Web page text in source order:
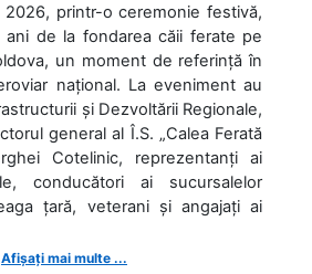
2026, printr-o ceremonie festivă,
ani de la fondarea căii ferate pe
un moment de referință în
național. La eveniment au
și Dezvoltării Regionale,
general al Î.S. „Calea Ferată
Cotelinic, reprezentanți ai
conducători ai sucursalelor
țară, veterani și angajați ai
Afișați mai multe ...